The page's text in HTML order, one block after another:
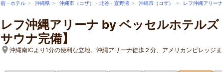
宿・ホテル > 沖縄県 > 沖縄市（コザ）・北谷・宜野湾 > 沖縄市（コザ） > レフ沖縄アリー
レフ沖縄アリーナ by ベッセルホテルズ
サウナ完備】
沖縄南ICより1分の便利な立地。沖縄アリーナ徒歩２分、アメリカンビレッジ